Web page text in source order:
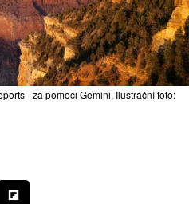
- za pomoci Gemini, Ilustrační foto: